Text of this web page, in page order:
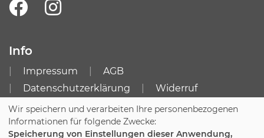
Info
Impressum
AGB
Datenschutzerklärung
Widerruf
Zugang für Kursleitende
Sitemap
Cookie Einstellungen
Wir speichern und verarbeiten Ihre personenbezogenen
Informationen für folgende Zwecke:
Speicherung von Einstellungen dieser Anwendung,